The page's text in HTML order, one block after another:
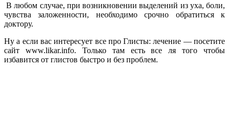
В любом случае, при возникновении выделений из уха, боли,
чувства заложенности, необходимо срочно обратиться к
доктору.
Ну а если вас интересует все про Глисты: лечение — посетите
сайт www.likar.info. Только там есть все ля того чтобы
избавится от глистов быстро и без проблем.